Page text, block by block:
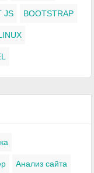
JS BOOTSTRAP
Анализ сайта